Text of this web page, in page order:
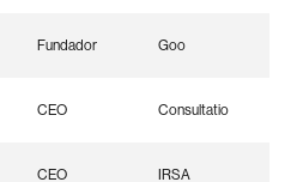
Fundador Goo
CEO Consultatio
CEO IRSA